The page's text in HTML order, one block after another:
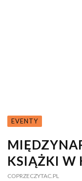
EVENTY
KSIĄŻKI W
COPRZECZYTAC.PL